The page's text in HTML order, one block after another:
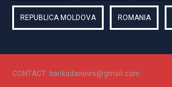
REPUBLICA MOLDOVA ROMANIA
CONTACT: barikadanews@gmail.com